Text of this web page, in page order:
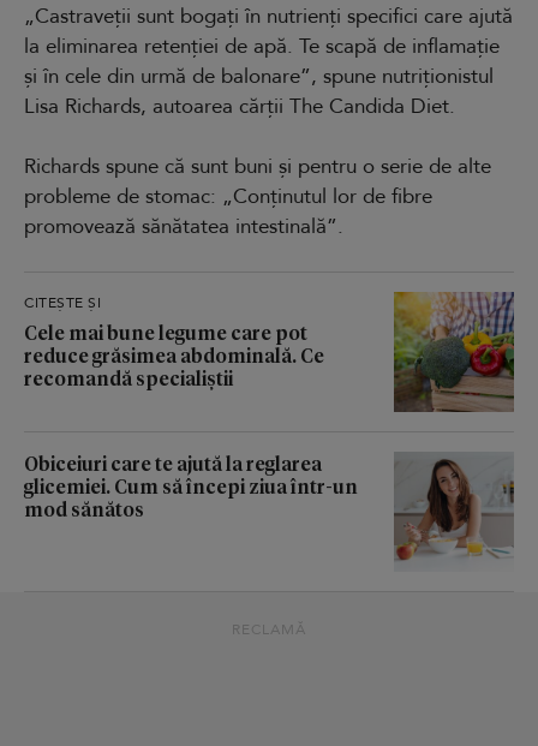
„Castraveții sunt bogați în nutrienți specifici care ajută
la eliminarea retenției de apă. Te scapă de inflamație
și în cele din urmă de balonare”, spune nutriționistul
Lisa Richards, autoarea cărții The Candida Diet.
Richards spune că sunt buni și pentru o serie de alte
probleme de stomac: „Conținutul lor de fibre
promovează sănătatea intestinală”.
CITEȘTE ȘI
Cele mai bune legume care pot
reduce grăsimea abdominală. Ce
recomandă specialiștii
Obiceiuri care te ajută la reglarea
glicemiei. Cum să începi ziua într-un
mod sănătos
RECLAMĂ